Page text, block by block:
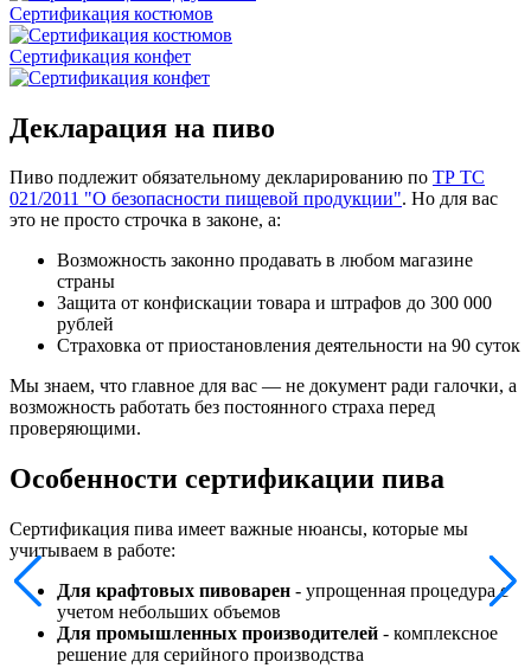
Сертификация костюмов
Сертификация конфет
Декларация на пиво
Пиво подлежит обязательному декларированию по ТР ТС
021/2011 "О безопасности пищевой продукции". Но для вас
это не просто строчка в законе, а:
Возможность законно продавать в любом магазине
страны
Защита от конфискации товара и штрафов до 300 000
рублей
Страховка от приостановления деятельности на 90 суток
Мы знаем, что главное для вас — не документ ради галочки, а
возможность работать без постоянного страха перед
проверяющими.
Особенности сертификации пива
Сертификация пива имеет важные нюансы, которые мы
учитываем в работе:
Для крафтовых пивоварен - упрощенная процедура с
учетом небольших объемов
Для промышленных производителей - комплексное
решение для серийного производства